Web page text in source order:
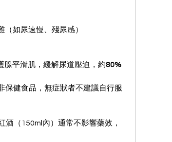
（如尿速慢、殘尿感）
平滑肌，緩解尿道壓迫，約80%
健食品，無症狀者不建議自行服
酒（150ml內）通常不影響藥效，